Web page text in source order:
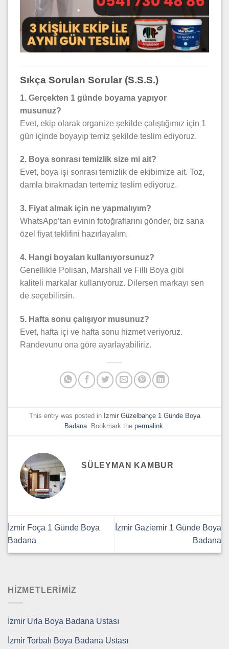
Sıkça Sorulan Sorular (S.S.S.)
1. Gerçekten 1 günde boyama yapıyor
musunuz?
Evet, ekip olarak organize şekilde çalıştığımız için 1
gün içinde boyayıp temiz şekilde teslim ediyoruz.
2. Boya sonrası temizlik size mi ait?
Evet, boya işi sonrası temizlik de ekibimize ait. Toz,
damla bırakmadan tertemiz teslim ediyoruz.
3. Fiyat almak için ne yapmalıyım?
WhatsApp’tan evinin fotoğraflarını gönder, biz sana
özel fiyat teklifini hazırlayalım.
4. Hangi boyaları kullanıyorsunuz?
Genellikle Polisan, Marshall ve Filli Boya gibi
kaliteli markalar kullanıyoruz. Dilersen markayı sen
de seçebilirsin.
5. Hafta sonu çalışıyor musunuz?
Evet, hafta içi ve hafta sonu hizmet veriyoruz.
Randevunu ona göre ayarlayabiliriz.
This entry was posted in İzmir Güzelbahçe 1 Günde Boya
Badana. Bookmark the permalink.
SÜLEYMAN KAMBUR
İzmir Foça 1 Günde Boya
Badana
İzmir Gaziemir 1 Günde Boya
Badana
HİZMETLERİMİZ
İzmir Urla Boya Badana Ustası
İzmir Torbalı Boya Badana Ustası